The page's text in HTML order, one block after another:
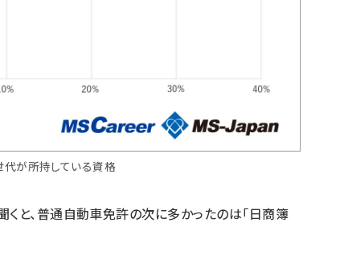
代が所持している資格
くと、普通自動車免許の次に多かったのは「日商簿